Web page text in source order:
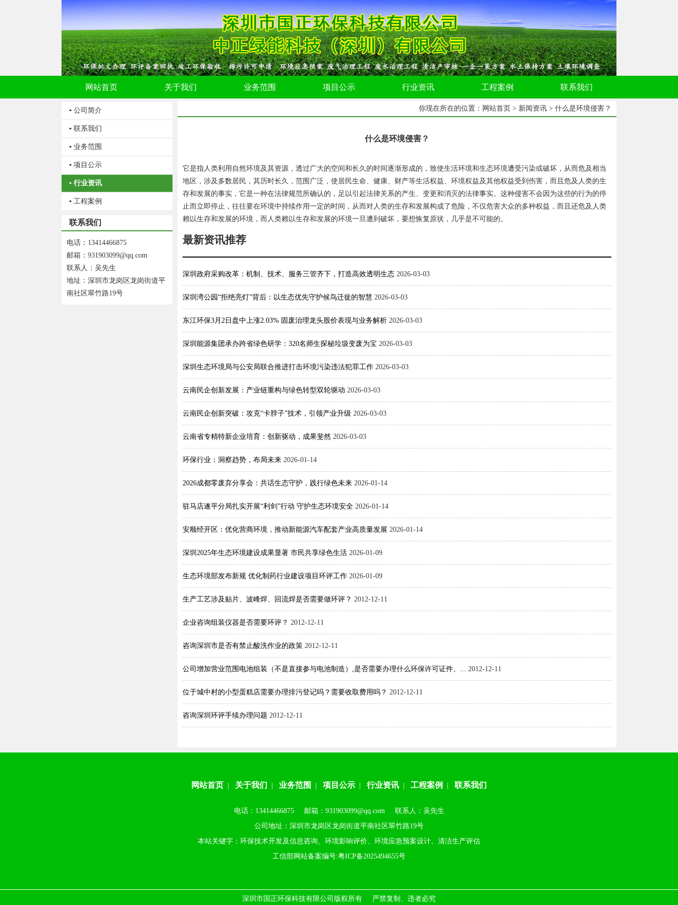
网站首页 关于我们 业务范围 项目公示 行业资讯 工程案例 联系我们
▪ 公司简介
▪ 联系我们
▪ 业务范围
▪ 项目公示
▪ 行业资讯
▪ 工程案例
联系我们
电话：13414466875
邮箱：931903099@qq.com
联系人：吴先生
地址：深圳市龙岗区龙岗街道平
南社区翠竹路19号
你现在所在的位置： 网站首页 > 新闻资讯 > 什么是环境侵害？
什么是环境侵害？
它是指人类利用自然环境及其资源，透过广大的空间和长久的时间逐渐形成的，致使生活环境和生态环境遭受污染或破坏，从而危及相当
地区，涉及多数居民，其历时长久，范围广泛，使居民生命、健康、财产等生活权益、环境权益及其他权益受到伤害，而且危及人类的生
存和发展的事实，它是一种在法律规范所确认的，足以引起法律关系的产生、变更和消灭的法律事实。这种侵害不会因为这些的行为的停
止而立即停止，往往要在环境中持续作用一定的时间，从而对人类的生存和发展构成了危险，不仅危害大众的多种权益，而且还危及人类
赖以生存和发展的环境，而人类赖以生存和发展的环境一旦遭到破坏，要想恢复原状，几乎是不可能的。
最新资讯推荐
深圳政府采购改革：机制、技术、服务三管齐下，打造高效透明生态 2026-03-03
深圳湾公园“拒绝亮灯”背后：以生态优先守护候鸟迁徙的智慧 2026-03-03
东江环保3月2日盘中上涨2.03% 固废治理龙头股价表现与业务解析 2026-03-03
深圳能源集团承办跨省绿色研学：320名师生探秘垃圾变废为宝 2026-03-03
深圳生态环境局与公安局联合推进打击环境污染违法犯罪工作 2026-03-03
云南民企创新发展：产业链重构与绿色转型双轮驱动 2026-03-03
云南民企创新突破：攻克“卡脖子”技术，引领产业升级 2026-03-03
云南省专精特新企业培育：创新驱动，成果斐然 2026-03-03
环保行业：洞察趋势，布局未来 2026-01-14
2026成都零废弃分享会：共话生态守护，践行绿色未来 2026-01-14
驻马店遂平分局扎实开展“利剑”行动 守护生态环境安全 2026-01-14
安顺经开区：优化营商环境，推动新能源汽车配套产业高质量发展 2026-01-14
深圳2025年生态环境建设成果显著 市民共享绿色生活 2026-01-09
生态环境部发布新规 优化制药行业建设项目环评工作 2026-01-09
生产工艺涉及贴片、波峰焊、回流焊是否需要做环评？ 2012-12-11
企业咨询组装仪器是否需要环评？ 2012-12-11
咨询深圳市是否有禁止酸洗作业的政策 2012-12-11
公司增加营业范围电池组装（不是直接参与电池制造）,是否需要办理什么环保许可证件、... 2012-12-11
位于城中村的小型蛋糕店需要办理排污登记吗？需要收取费用吗？ 2012-12-11
咨询深圳环评手续办理问题 2012-12-11
网站首页 关于我们 业务范围 项目公示 行业资讯 工程案例 联系我们
电话：13414466875 邮箱：931903099@qq.com 联系人：吴先生
公司地址：深圳市龙岗区龙岗街道平南社区翠竹路19号
本站关键字：环保技术开发及信息咨询、环境影响评价、环境应急预案设计、清洁生产评估
工信部网站备案编号:粤ICP备2025494655号
深圳市国正环保科技有限公司版权所有 严禁复制、违者必究